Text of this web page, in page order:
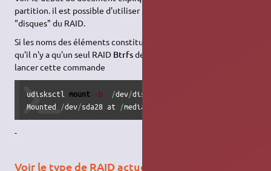
partition. il est possible d'utiliser n'importe lequel des
"disques" du RAID.
Si les noms des éléments constituants le RAID sont oubliés et
qu'il n'y a qu'un seul RAID Btrfsde défini, il est possible de
lancer cette commande
udisksctl mount -b /dev/disk
Mounted /dev/sda28 at /media
-
Voir le type de RAID actuel